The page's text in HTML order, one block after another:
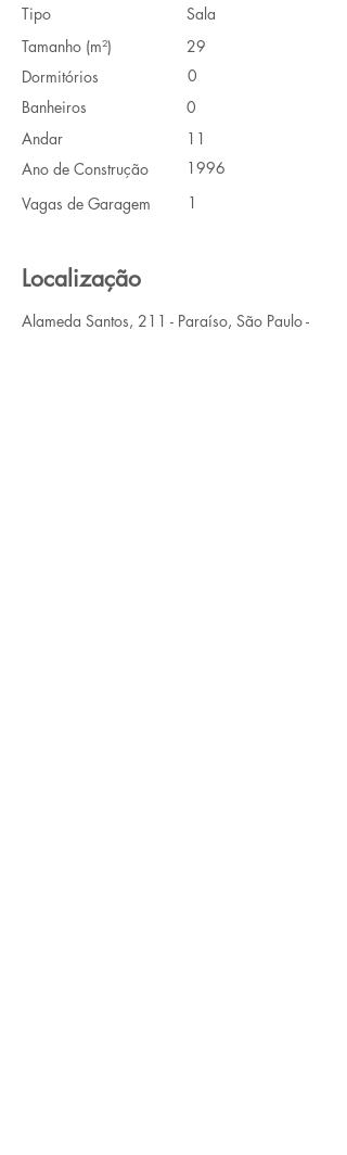
Tipo
Sala
Tamanho (m²)
29
Dormitórios
0
Banheiros
0
Andar
11
Ano de Construção
1996
Vagas de Garagem
1
Localização
Alameda Santos, 211 - Paraíso, São Paulo -